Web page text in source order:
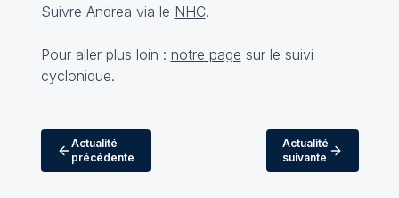
Suivre Andrea via le NHC.
Pour aller plus loin : notre page sur le suivi
cyclonique.
Actualité
précédente
Actualité
suivante